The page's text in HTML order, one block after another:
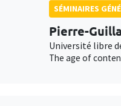
SÉMINAIRES
Pierre-
Université libre
The age of